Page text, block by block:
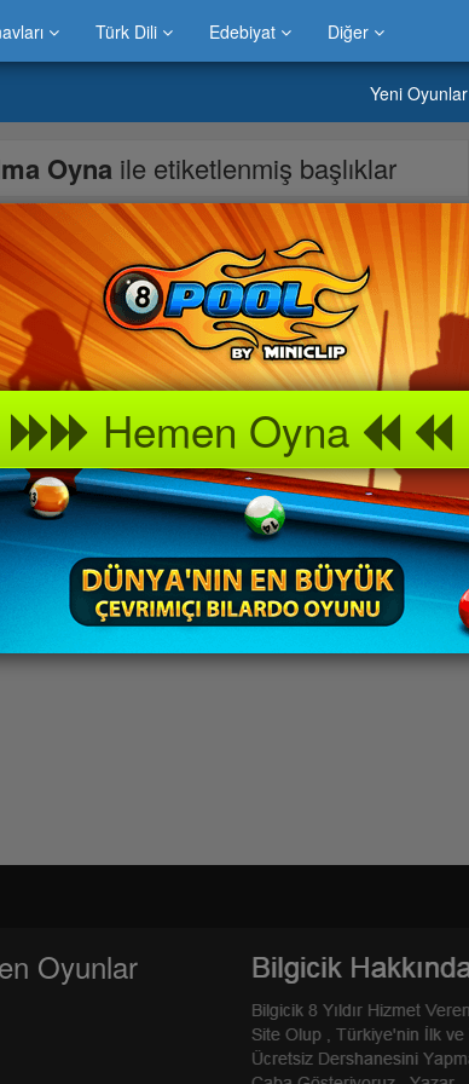
Türk Dili Edebiyat Diğer
Yeni Oyunlar
Oyna ile etiketlenmiş başlıklar
arasındaki fark bulma oyunlarından biraz da zor.
başlayacaksınız. Farkları bulmak ve işaretlemek için
ve iyi eğlenceler dileriz.
Oyunlar
Hemen Oyna